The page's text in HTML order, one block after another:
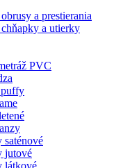
a prestierania
a utierky
PVC
saténové
jutové
látkové